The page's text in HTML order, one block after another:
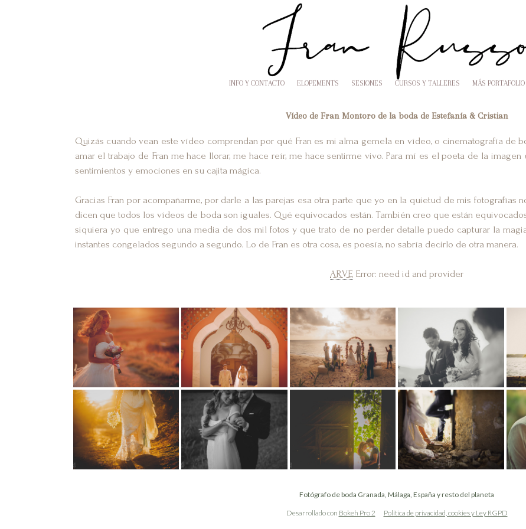
INFO Y CONTACTO ELOPEMENTS SESIONES CURSOS Y TALLERES MÁS PORTAFOLIO
Vídeo de Fran Montoro de la boda de Estefanía & Cristian
Quizás cuando vean este vídeo comprendan por qué Fran es mi alma gemela en vídeo, o cinematografía de
amar el trabajo de Fran me hace llorar, me hace reír, me hace sentirme vivo. Para mí es el poeta de la
sentimientos y emociones en su cajita mágica.
Gracias Fran por acompañarme, por darle a las parejas esa otra parte que yo en la quietud de mis fotografías
dicen que todos los vídeos de boda son iguales. Qué equivocados están. También creo que están
siquiera yo que entrego una media de dos mil fotos y que trato de no perder detalle puedo capturar la
instantes congelados segundo a segundo. Lo de Fran es otra cosa, es poesía, no sabría decirlo de otra manera.
ARVE Error: need id and provider
Málaga, España
Cancún, México Denis Island, Seychelles
Almería, España
Málaga , España Granada, España Granada, España Ronda, España
Fotógrafo de boda Granada, Málaga, España y resto del planeta
Desarrollado con Bokeh Pro 2 Política de privacidad, cookies y Ley RGPD